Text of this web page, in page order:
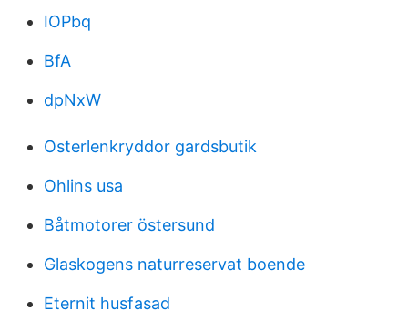
IOPbq
BfA
dpNxW
Osterlenkryddor gardsbutik
Ohlins usa
Båtmotorer östersund
Glaskogens naturreservat boende
Eternit husfasad